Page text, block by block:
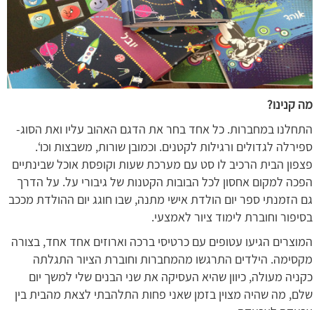
מה קנינו?
התחלנו במחברות. כל אחד בחר את הדגם האהוב עליו ואת הסוג-
ספירלה לגדולים ורגילות לקטנים. וכמובן שורות, משבצות וכו‘.
פצפון הבית הרכיב לו סט עם מערכת שעות וקופסת אוכל שבינתיים
הפכה למקום אחסון לכל הבובות הקטנות של גיבורי על. על הדרך
גם הזמנתי ספר יום הולדת אישי מתנה, שבו חוגג יום ההולדת מככב
בסיפור וחוברת לימוד ציור לאמצעי.
המוצרים הגיעו עטופים עם כרטיסי ברכה וארוזים אחד אחד, בצורה
מקסימה. הילדים התרגשו מהמחברות וחוברת הציור התגלתה
כקניה מעולה, כיוון שהיא העסיקה את שני הבנים שלי למשך יום
שלם, מה שהיה מצוין בזמן שאני פחות התלהבתי לצאת מהבית בין